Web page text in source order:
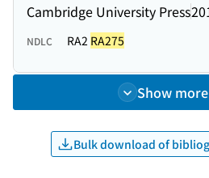
Cambridge University Press
NDLC RA2 RA275
Show
Bulk download of